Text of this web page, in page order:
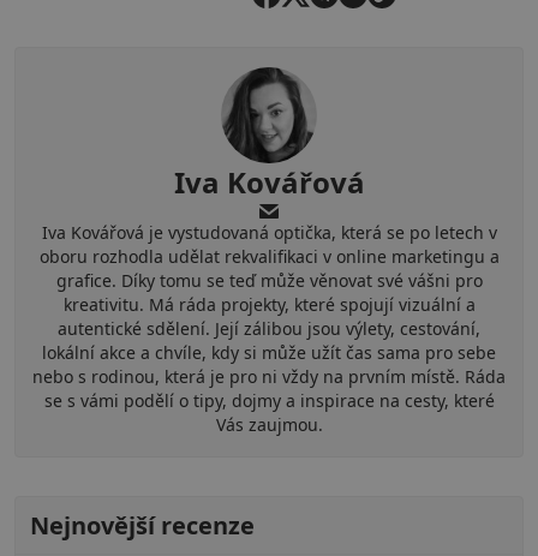
Iva Kovářová
Iva Kovářová je vystudovaná optička, která se po letech v
oboru rozhodla udělat rekvalifikaci v online marketingu a
grafice. Díky tomu se teď může věnovat své vášni pro
kreativitu. Má ráda projekty, které spojují vizuální a
autentické sdělení. Její zálibou jsou výlety, cestování,
lokální akce a chvíle, kdy si může užít čas sama pro sebe
nebo s rodinou, která je pro ni vždy na prvním místě. Ráda
se s vámi podělí o tipy, dojmy a inspirace na cesty, které
Vás zaujmou.
Nejnovější recenze